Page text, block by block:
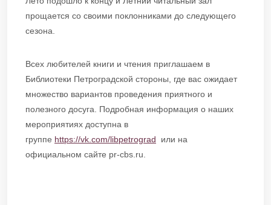
прощается со своими поклонниками до следующего
сезона.
Всех любителей книги и чтения приглашаем в
Библиотеки Петроградской стороны, где вас ожидает
множество вариантов проведения приятного и
полезного досуга. Подробная информация о наших
мероприятиях доступна в
группе https://vk.com/libpetrograd или на
официальном сайте pr-cbs.ru.